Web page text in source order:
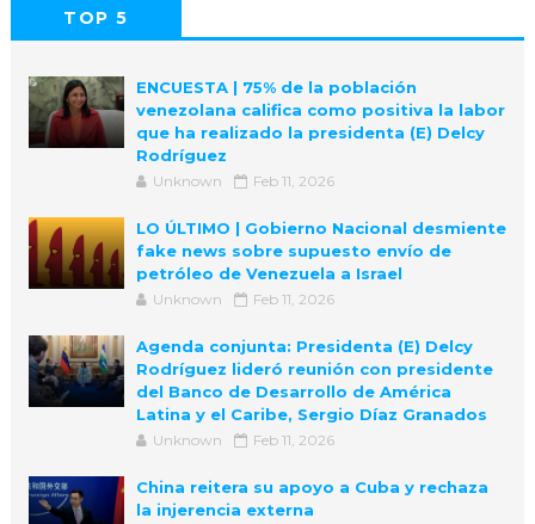
TOP 5
ENCUESTA | 75% de la población
venezolana califica como positiva la labor
que ha realizado la presidenta (E) Delcy
Rodríguez
Unknown Feb 11, 2026
LO ÚLTIMO | Gobierno Nacional desmiente
fake news sobre supuesto envío de
petróleo de Venezuela a Israel
Unknown Feb 11, 2026
Agenda conjunta: Presidenta (E) Delcy
Rodríguez lideró reunión con presidente
del Banco de Desarrollo de América
Latina y el Caribe, Sergio Díaz Granados
Unknown Feb 11, 2026
China reitera su apoyo a Cuba y rechaza
la injerencia externa